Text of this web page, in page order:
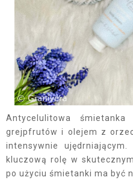
Antycelulitowa
grejpfrutów i olejem z
intensywnie
kluczową rolę w
po użyciu śmietanki ma być